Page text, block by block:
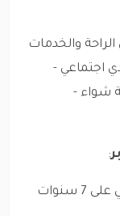
والخدمات
اجتماعي -
شواء -
: